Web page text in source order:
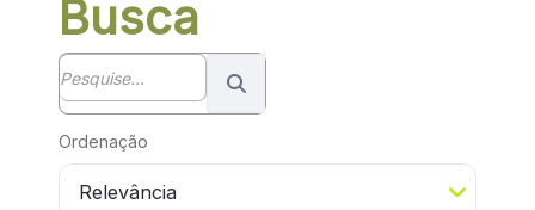
Busca
Barra de busca
Ordenação